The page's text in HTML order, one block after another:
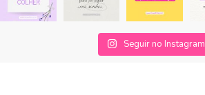
Seguir no Instagram